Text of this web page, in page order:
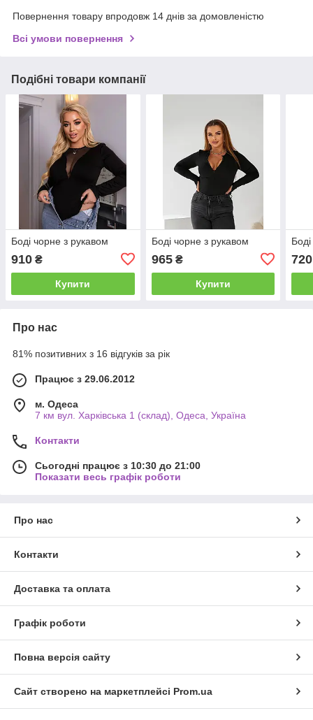
Повернення товару впродовж 14 днів за домовленістю
Всі умови повернення
Подібні товари компанії
Боді чорне з рукавом
910 ₴
Купити
Боді чорне з рукавом
965₴
Купити
720
Про нас
81% позитивних з 16 відгуків за рік
Працює з 29.06.2012
м. Одеса
7 км вул. Харківська 1 (склад), Одеса, Україна
Контакти
Сьогодні працює з 10:30 до 21:00
Показати весь графік роботи
Про нас
Контакти
Доставка та оплата
Графік роботи
Повна версія сайту
Сайт створено на маркетплейсі Prom.ua